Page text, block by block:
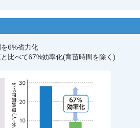
6%省力化
比べて67%効率化(育苗時間を除く)